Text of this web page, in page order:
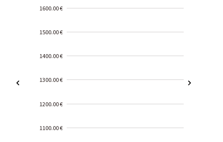
1600.00 €
1500.00 €
1400.00 €
1300.00 €
1200.00 €
1100.00 €